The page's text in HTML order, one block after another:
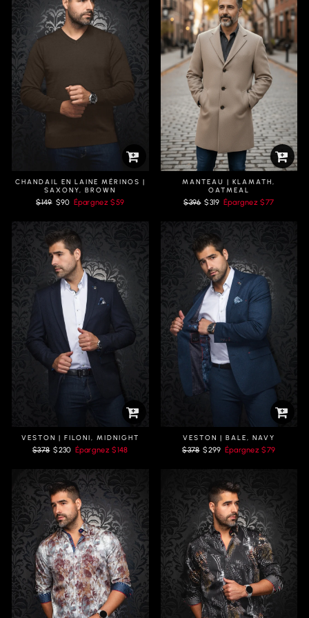
CHANDAIL EN LAINE MÉRINOS |
SAXONY, BROWN
Prix
$149 Prix
$90 Épargnez$59
MANTEAU | KLAMATH,
OATMEAL
Prix
$396 Prix
$319 Épargnez$77
VESTON | FILONI, MIDNIGHT
Prix
$378 Prix
$230 Épargnez$148
VESTON | BALE, NAVY
Prix
$378 Prix
$299 Épargnez$79